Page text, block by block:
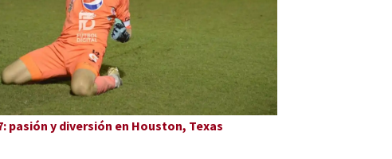
pasión y diversión en Houston, Texas